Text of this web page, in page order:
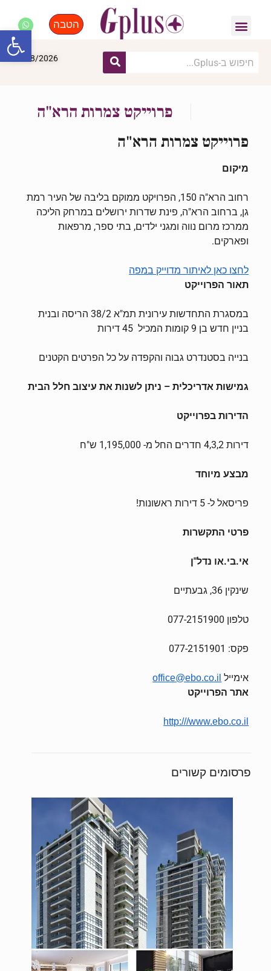
הטבה
07/08/2026
פרוייקט צמרות הרא"ה
פרוייקט צמרות הרא"ה
מיקום
רחוב הרא"ה 150, הפרויקט ממוקם בליבה של העיר רמת
גן, ברחוב הרא"ה, פינת שדרות ירושלים במרחק הליכה
ממרכז מרום נווה ומגני ילדים, בתי ספר, מרפאות
ופארקים.
לחצו כאן לאיתור מדוייק במפה
תאור הפרוייקט
במסגרת התחדשות עירונית תמ"א 38/2 הריסה ובנית
בניין חדש בן 9 קומות המכיל 45 דירות
בנייה בסטנדרט גבוה והקפדה על כל הפרטים הקטנים
גמישות אדריכלית – ניתן לשנות את עיצוב חלל הבית
הדירות בפרוייקט
דירות 4,3,2 חדרים החל מ- 1,195,000 ש"ח
מבצע מיוחד
פריסאל ל- 5 דירות ראשונות!
פרטי התקשרות
אי.בי.או נדל"ן
שינקין 36, גבעתיים
טלפון 077-2151900
פקס: 077-2151901
אימייל office@ebo.co.il
אתר הפרוייקט
http:///www.ebo.co.il
פרסומים קשורים
פתח